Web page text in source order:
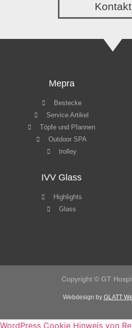
Kontakt
Mepra
Bestecke
Service Artikel
Töpfe und Pfannen
Outdoor SPA
trolley
IVV Glass
Highlights
Glass
Copyright © GT
Webdesign by GLATT
WordPress Cookie Hinweis von